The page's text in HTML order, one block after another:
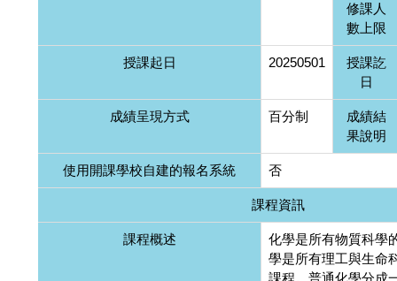
修課人
數上限
授課起日 20250501
授課訖
日
成績呈現方式 百分制
成績結
果說明
使用開課學校自建的報名系統 否
課程資訊
課程概述
化學是所有物質科學
學是所有理工與生命
課程。普通化學分成